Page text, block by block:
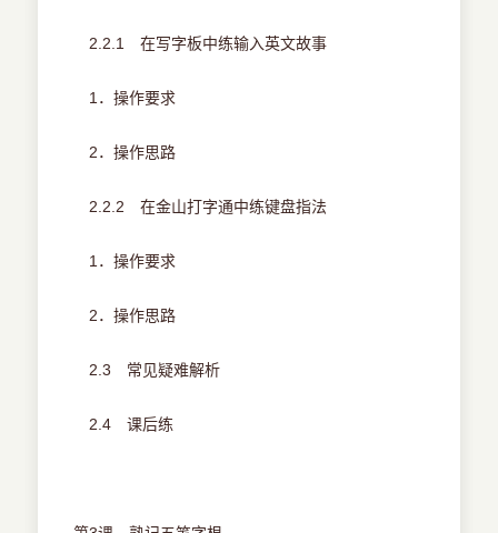
2.2.1 在写字板中练输入英文故事
1．操作要求
2．操作思路
2.2.2 在金山打字通中练键盘指法
1．操作要求
2．操作思路
2.3 常见疑难解析
2.4 课后练